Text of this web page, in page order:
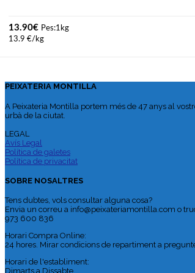
13.90€ Pes:1kg
13.9 €/kg
PEIXATERIA MONTILLA
A Peixateria Montilla portem més de 47 anys al
urbà de la ciutat.
LEGAL
Avís Legal
Política de galetes
Política de privacitat
SOBRE NOSALTRES
Tens dubtes, vols consultar alguna cosa?
Envia un correu a info@peixateriamontilla.com o
973 600 836
Horari Compra Online:
24 hores. Mirar condicions de repartiment a
Horari de l'establiment:
Dimarts a Dissabte